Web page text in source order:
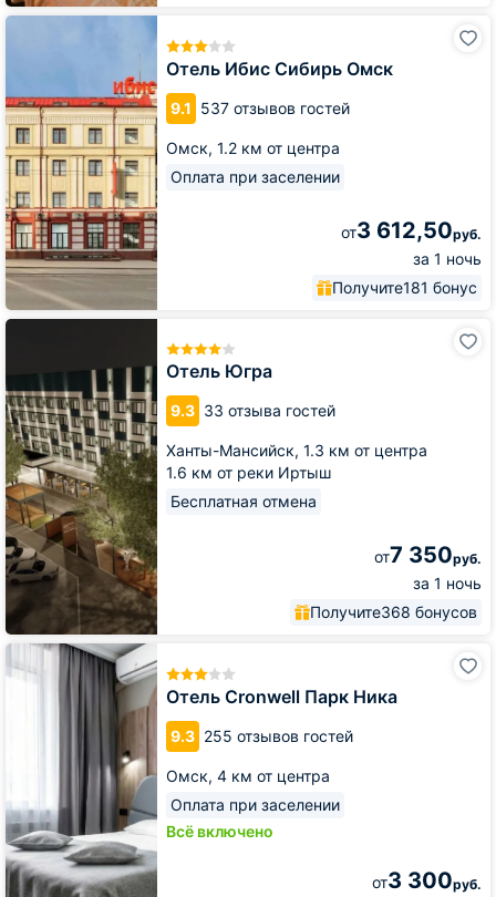
Отель Ибис Сибирь Омск
9.1 537 отзывов гостей
Омск, 1.2 км от центра
Оплата при заселении
от3 612,50руб.
за 1 ночь
Получите181 бонус
Отель
Отель Югра
9.3 33 отзыва гостей
Ханты-Мансийск, 1.3 км от центра
1.6 км от реки Иртыш
Бесплатная отмена
от7 350руб.
за 1 ночь
Получите368 бонусов
Отель
Отель Cronwell Парк Ника
9.3 255 отзывов гостей
Омск, 4 км от центра
Оплата при заселении
Всё включено
от3 300руб.
Отель
Cronwell